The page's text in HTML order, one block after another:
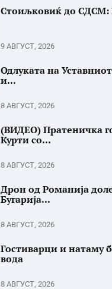
Стоиљковиќ до СДСМ:
9 АВГУСТ, 2026
Одлуката на
и...
8 АВГУСТ, 2026
(ВИДЕО) Пратеничка
Курти со...
8 АВГУСТ, 2026
Дрон од Романија
Бугарија...
8 АВГУСТ, 2026
Гостиварци и натаму
вода
8 АВГУСТ, 2026